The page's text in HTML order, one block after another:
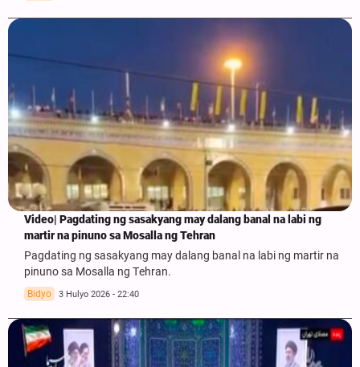
Video| Pagdating ng sasakyang may dalang banal na labi ng
martir na pinuno sa Mosalla ng Tehran
Pagdating ng sasakyang may dalang banal na labi ng martir na
pinuno sa Mosalla ng Tehran.
Bidyo 3 Hulyo 2026 - 22:40